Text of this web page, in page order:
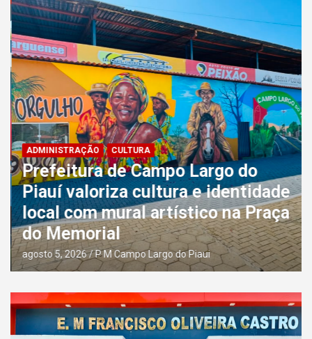
ADMINISTRAÇÃO CULTURA
Prefeitura de Campo Largo do
Piauí valoriza cultura e identidade
local com mural artístico na Praça
do Memorial
agosto 5, 2026 P M Campo Largo do Piaui